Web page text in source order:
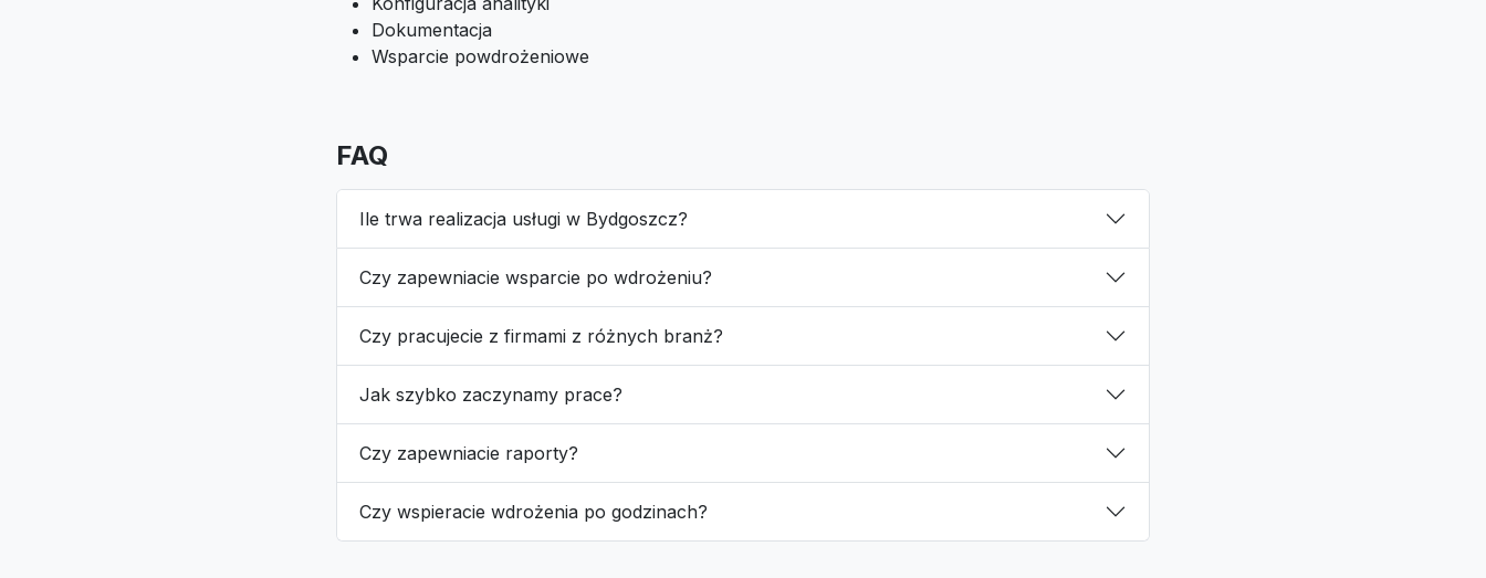
Dokumentacja
Wsparcie powdrożeniowe
FAQ
Ile trwa realizacja usługi w Bydgoszcz?
Czy zapewniacie wsparcie po wdrożeniu?
Czy pracujecie z firmami z różnych branż?
Jak szybko zaczynamy prace?
Czy zapewniacie raporty?
Czy wspieracie wdrożenia po godzinach?